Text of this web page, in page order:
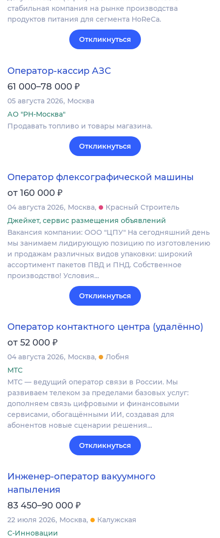
стабильная компания на рынке производства
продуктов питания для сегмента HoReCa.
Откликнуться
Оператор-кассир АЗС
61 000–78 000 ₽
05 августа 2026 Москва
АО "РН-Москва"
Продавать топливо и товары магазина.
Откликнуться
Оператор флексографической машины
от 160 000 ₽
04 августа 2026 Москва
Красный Строитель
Джейкет, сервис размещения объявлений
Вакансия компании: ООО "ЦПУ" На сегодняшний день
мы занимаем лидирующую позицию по изготовлению
и продажам различных видов упаковки: широкий
ассортимент пакетов ПВД и ПНД. Собственное
производство! Условия…
Откликнуться
Оператор контактного центра (удалённо)
от 52 000 ₽
04 августа 2026 Москва
Лобня
МТС
МТС — ведущий оператор связи в России. Мы
развиваем телеком за пределами базовых услуг:
дополняем связь цифровыми и финансовыми
сервисами, обогащёнными ИИ, создавая для
абонентов новые сценарии решения…
Откликнуться
Инженер-оператор вакуумного
напыления
83 450–90 000 ₽
22 июля 2026 Москва
Калужская
С-Инновации